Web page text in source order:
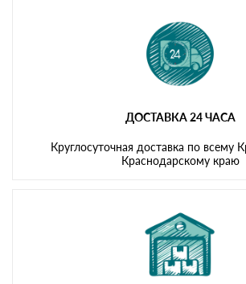
ДОСТАВКА 24 ЧАСА
Круглосуточная доставка по всему
Краснодарскому краю